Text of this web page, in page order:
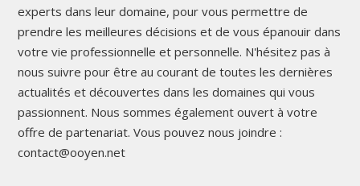
experts dans leur domaine, pour vous permettre de
prendre les meilleures décisions et de vous épanouir dans
votre vie professionnelle et personnelle. N'hésitez pas à
nous suivre pour être au courant de toutes les dernières
actualités et découvertes dans les domaines qui vous
passionnent. Nous sommes également ouvert à votre
offre de partenariat. Vous pouvez nous joindre :
contact@ooyen.net